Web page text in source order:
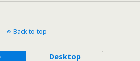
Back to top
Desktop